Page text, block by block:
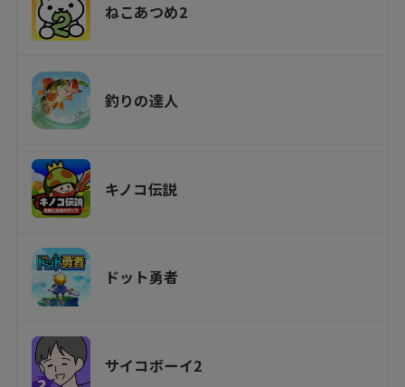
ねこあつめ2
釣りの達人
キノコ伝説
ドット勇者
サイコボーイ2